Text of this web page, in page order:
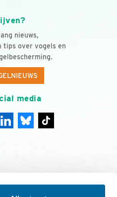
nieuws,
tips over vogels en
media